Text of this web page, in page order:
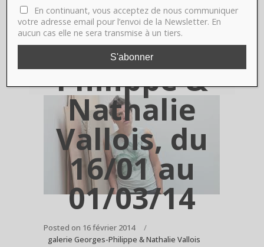
galerie
Georges-
Philippe &
Nathalie
Vallois, du
16/01 au
01/03/14
Posted on 16 février 2014
galerie Georges-Philippe & Nathalie Vallois
En continuant, vous acceptez de nous communiquer
votre adresse email pour l’envoi de la Newsletter. En
aucun cas elle ne sera transmise à un tiers.